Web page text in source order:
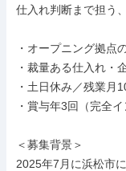
仕入れ判断まで担う
・オープニング拠点
・裁量ある仕入れ・
・土日休み／残業月
・賞与年3回（完全
＜募集背景＞
2025年7月に浜松市